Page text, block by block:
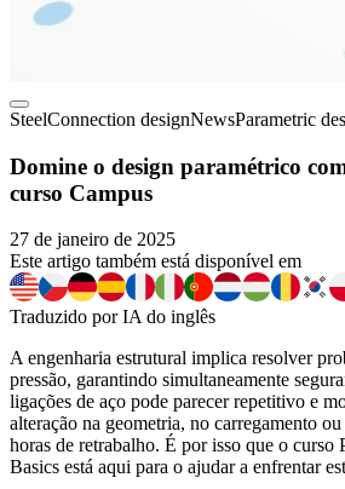
SteelConnection designNewsParametric
Domine o design paramétrico
curso Campus
27 de janeiro de 2025
Este artigo também está disponível em
Traduzido por IA do inglês
A engenharia estrutural implica resolver
pressão, garantindo simultaneamente
ligações de aço pode parecer repetitivo e
alteração na geometria, no carregamento
horas de retrabalho. É por isso que o curso
Basics está aqui para o ajudar a enfrentar